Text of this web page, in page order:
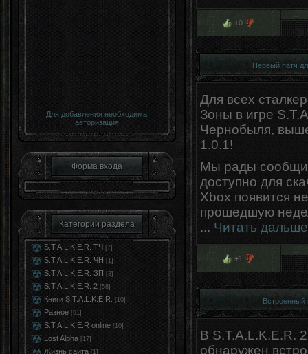
Для добавления необходима
авторизация
Форма входа
Категории раздела
S.T.A.L.K.E.R. ТЧ [7]
S.T.A.L.K.E.R. ЧН [1]
S.T.A.L.K.E.R. ЗП [3]
S.T.A.L.K.E.R. 2 [58]
Книги S.T.A.L.K.E.R. [10]
Разное [91]
S.T.A.L.K.E.R online [10]
Lost Alpha [17]
Жизнь сайта [1]
+0
Первый патч
Для всех
Зоны в игре
Чернобыля,
1.0.1!
Мы рады
доступно для
Xbox появится
прошедшую
... Читать
+1
Встроенный
В S.T.A.L.K.E.R.
обнаружен